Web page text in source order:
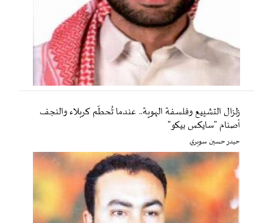
زلزال التشييع وفلسفة الهوية.. عندما تُحطّم كربلاء والنجف
أصنام "سايكس بيكو"
حيدر حسين سويري